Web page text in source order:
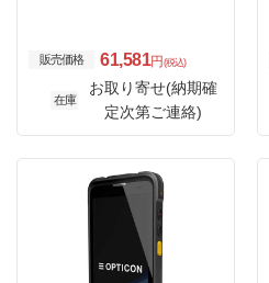
販売価格 61,581円 (税込)
在庫
お取り寄せ(納期確
定次第ご連絡)